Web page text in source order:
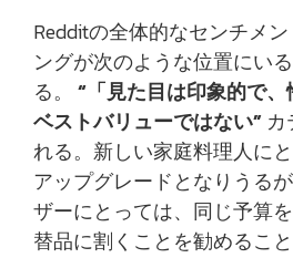
Redditの全体的なセンチメ
ングが次のような位置にい
る。 “「見た目は印象的で、
ベストバリューではない”
れる。新しい家庭料理人に
アップグレードとなりうる
ザーにとっては、同じ予算
替品に割くことを勧めるこ